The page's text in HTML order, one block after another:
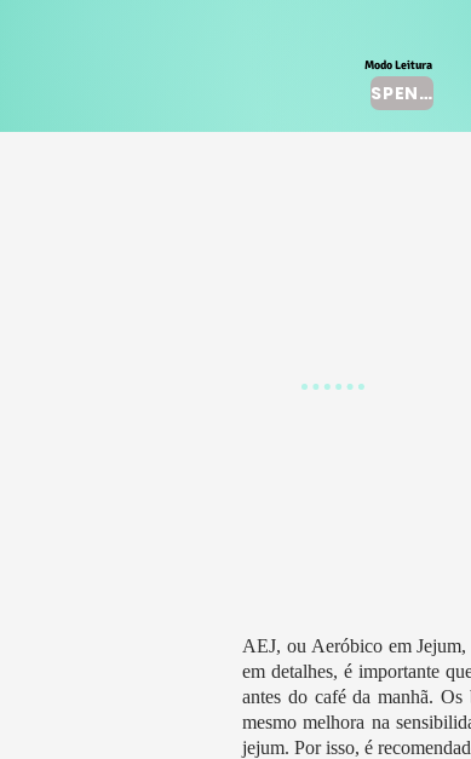
Modo Leitura
SPENTO
AEJ, ou Aeróbico em Jejum,
em detalhes, é importante
antes do café da manhã. Os
mesmo melhora na
jejum. Por isso, é